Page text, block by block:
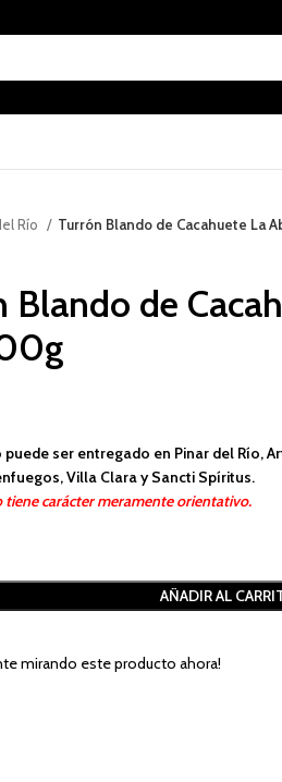
Río Turrón Blando de Cacahuete La
Blando de
ser entregado en Pinar del Río,
Villa Clara y Sancti Spíritus.
tiene carácter meramente orientativo.
AÑADIR AL
mirando este producto ahora!